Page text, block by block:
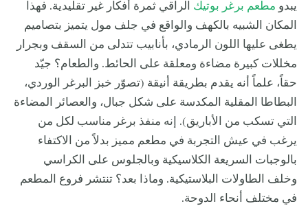
يبدو مطعم برغر بوتيك الراقي ثمرة أفكار غير تقليدية. فهذا
المكان الشبيه بالكهف والواقع في جلف مول يتميز بتصاميم
يطغى عليها اللون الرمادي، بأنابيب تتدلى من السقف وبجرار
مخللات كبيرة مضاءة ومعلقة على الحائط. والطعام؟ جيّد
حقاً، علماً أنه يقدم بطريقة أنيقة (تصوّر خبز البرغر الوردي،
البطاطا المقلية المكدسة على شكل جبال، والعصائر المضاءة
التي تسكب من الأباريق). إنه منفذ برغر مناسب لكل من
يرغب في عيش التجربة في مطعم مميز بدلاً من الاكتفاء
بالوجبات السريعة الكلاسيكية وبالجلوس على الكراسي
وخلف الطاولات البلاستيكية. وماذا بعد؟ تنتشر فروع المطعم
في مختلف أنحاء الدوحة.